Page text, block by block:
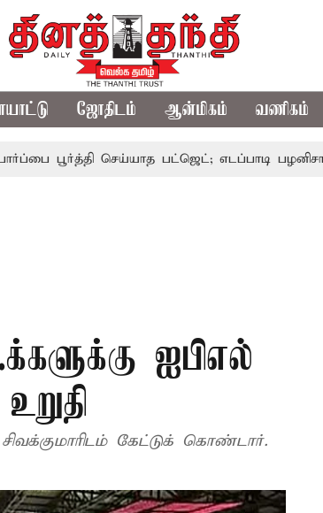
ஜோதிடம் ஆன்மிகம் வணிகம்
செய்யாத பட்ஜெட்; எடப்பாடி பழனிசாமி
ஐபிஎல்
டிகே சிவக்குமாரிடம் கேட்டுக் கொண்டார்.